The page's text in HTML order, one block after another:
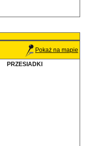
Pokaż na mapie
PRZESIADKI